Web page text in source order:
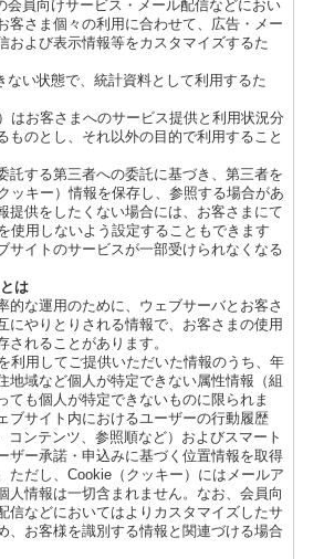
会員向けサービス・メール配信などにおい
客さま個々の利用に合わせて、広告・メー
および表示情報等をカスタマイズするた
ない状態で、統計資料として利用するた
はお客さまへのサービス提供と利用状況分
ものとし、それ以外の目的で利用すること
託する第三者への委託に基づき、第三者を
ッキー）情報を保存し、参照する場合があ
提供をしたくない場合には、お客さまにて
使用しないよう設定することもできます
サイトのサービスが一部受けられなくなる
は
的な運用のために、ウェブサーバとお客さ
にやりとりされる情報で、お客さまの使用
されることがあります。
利用してご提供いただいた情報のうち、年
地域など個人が特定できない属性情報（組
ても個人が特定できないものに限られま
ブサイト内におけるユーザーの行動履歴
コンテンツ、参照順など）およびスマート
ザー承諾・申込みに基づく位置情報を取得
ただし、Cookie（クッキー）にはメールア
人情報は一切含まれません。なお、会員向
信などにおいてはよりカスタマイズしたサ
、お客様を識別する情報と関連づける場合